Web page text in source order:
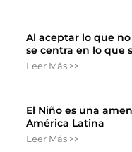
Al aceptar lo que
se centra en lo que
Leer Más >>
El Niño es una
América Latina
Leer Más >>